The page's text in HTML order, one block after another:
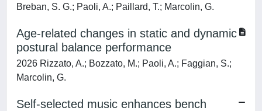
Breban, S. G.; Paoli, A.; Paillard, T.; Marcolin, G.
Age-related changes in static and dynamic
postural balance performance
2026 Rizzato, A.; Bozzato, M.; Paoli, A.; Faggian, S.;
Marcolin, G.
Self-selected music enhances bench